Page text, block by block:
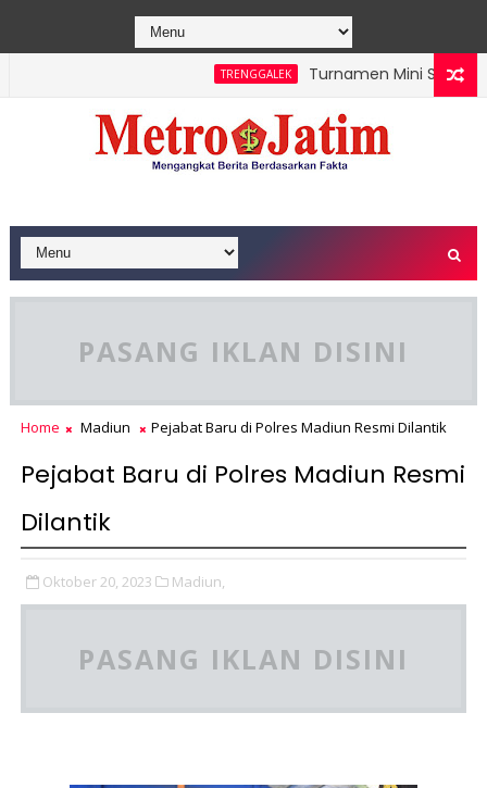
TRENGGALEK Turnamen Mini Soccer
PASANG IKLAN DISINI
Home Madiun Pejabat Baru di Polres Madiun Resmi Dilantik
Pejabat Baru di Polres Madiun Resmi
Dilantik
Oktober 20, 2023 Madiun,
PASANG IKLAN DISINI